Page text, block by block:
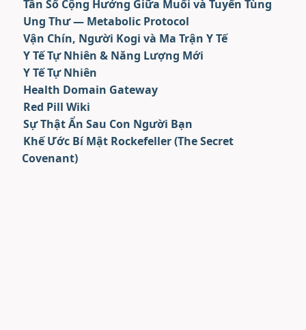
Tần Số Cộng Hưởng Giữa Muối và Tuyến Tùng
Ung Thư — Metabolic Protocol
Vận Chín, Người Kogi và Ma Trận Y Tế
Y Tế Tự Nhiên & Năng Lượng Mới
Y Tế Tự Nhiên
Health Domain Gateway
Red Pill Wiki
Sự Thật Ẩn Sau Con Người Bạn
Khế Ước Bí Mật Rockefeller (The Secret
Covenant)